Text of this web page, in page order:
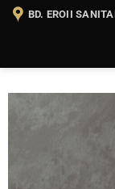
BD. EROII